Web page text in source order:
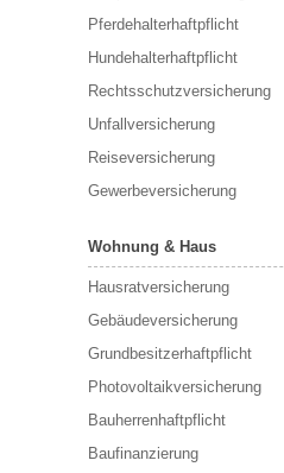
Pferdehalterhaftpflicht
Hundehalterhaftpflicht
Rechtsschutzversicherung
Unfallversicherung
Reiseversicherung
Gewerbeversicherung
Wohnung & Haus
Hausratversicherung
Gebäudeversicherung
Grundbesitzerhaftpflicht
Photovoltaikversicherung
Bauherrenhaftpflicht
Baufinanzierung